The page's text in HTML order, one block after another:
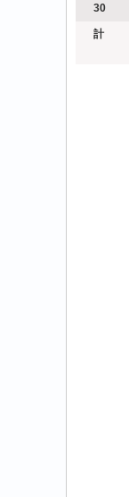
30
計